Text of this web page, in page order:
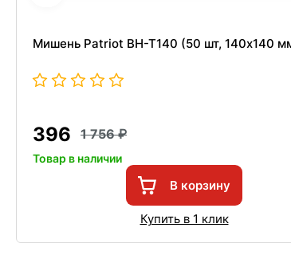
Мишень Patriot BH-T140 (50 шт, 140x140
396 1 756
Товар в наличии
В корзину
Купить в 1 клик